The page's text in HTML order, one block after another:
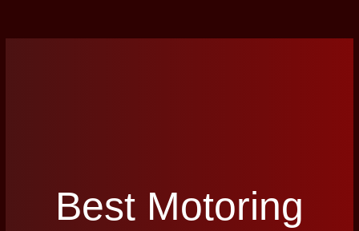
Best Motoring